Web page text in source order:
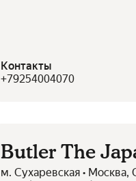
Контакты
+79254004070
Butler The
м. Сухаревская •